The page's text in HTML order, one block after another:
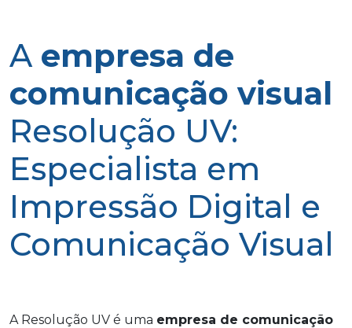
A empresa de
comunicação visual
Resolução UV:
Especialista em
Impressão Digital e
Comunicação Visual
A Resolução UV é uma empresa de comunicação